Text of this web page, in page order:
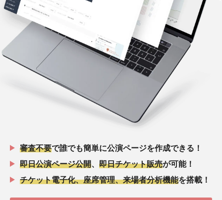
審査不要で誰でも簡単に公演ページを作成できる！
即日公演ページ公開、 即日チケット販売が可能！
チケット電子化、座席管理、来場者分析機能を搭載！